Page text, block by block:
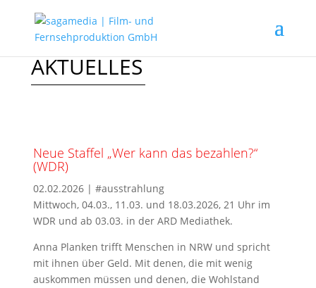
AKTUELLES
Neue Staffel „Wer kann das bezahlen?“
(WDR)
02.02.2026 |#ausstrahlung
Mittwoch, 04.03., 11.03. und 18.03.2026, 21 Uhr im
WDR und ab 03.03. in der ARD Mediathek.
Anna Planken trifft Menschen in NRW und spricht
mit ihnen über Geld. Mit denen, die mit wenig
auskommen müssen und denen, die Wohlstand